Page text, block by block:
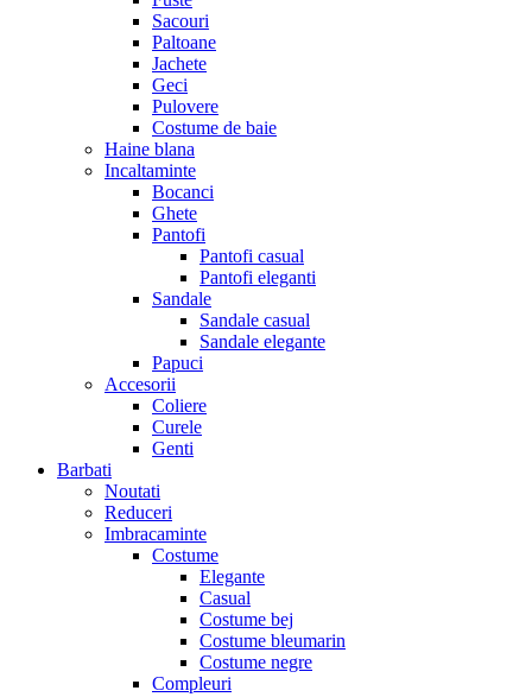
Sacouri
Paltoane
Jachete
Geci
Pulovere
Costume de baie
Haine blana
Incaltaminte
Bocanci
Ghete
Pantofi
Pantofi casual
Pantofi eleganti
Sandale
Sandale casual
Sandale elegante
Papuci
Accesorii
Coliere
Curele
Genti
Barbati
Noutati
Reduceri
Imbracaminte
Costume
Elegante
Casual
Costume bej
Costume bleumarin
Costume negre
Compleuri